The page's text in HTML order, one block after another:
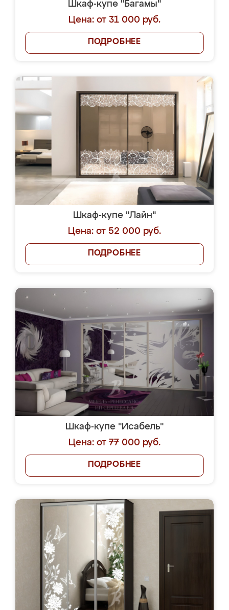
Шкаф-купе "Багамы"
Цена: от 31 000 руб.
ПОДРОБНЕЕ
Шкаф-купе "Лайн"
Цена: от 52 000 руб.
ПОДРОБНЕЕ
Шкаф-купе "Исабель"
Цена: от 77 000 руб.
ПОДРОБНЕЕ